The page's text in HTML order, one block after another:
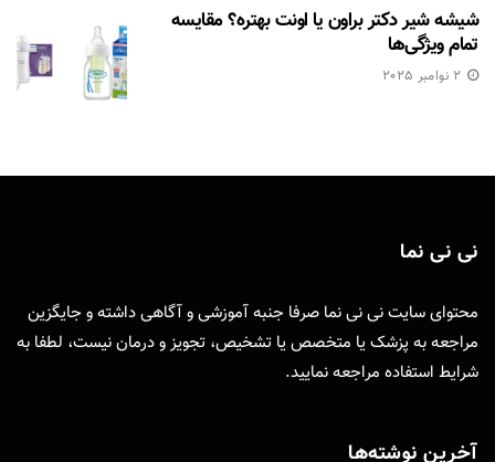
شیشه شیر دکتر براون یا اونت بهتره؟ مقایسه
تمام ویژگی‌ها
2 نوامبر 2025
نی نی نما
محتوای سایت نی نی نما صرفا جنبه آموزشی و آگاهی داشته و جایگزین
مراجعه به پزشک یا متخصص یا تشخیص، تجویز و درمان نیست، لطفا به
شرایط استفاده مراجعه نمایید.
آخرین نوشته‌ها